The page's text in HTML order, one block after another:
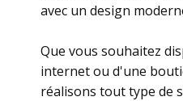
avec un design
Que vous souhaitez
internet ou d'une
réalisons tout type de